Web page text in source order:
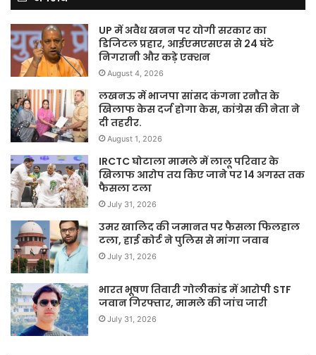
UP में अवैध खनन पर योगी सरकार का
डिजिटल प्रहार, आईएमएसएस से 24 घंटे
निगरानी और कड़े एक्शन
August 4, 2026
लखनऊ में भाजपा सांसद कंगना रनौत के
खिलाफ केस दर्ज होगा केस, कांग्रेस की नेता ने
दी तहरीर.
August 1, 2026
IRCTC घोटाला मामले में लालू परिवार के
खिलाफ आरोप तय किए जाने पर 14 अगस्त तक
फैसला टला
July 31, 2026
उमर खालिद की जमानत पर फैसला फिलहाल
टला, हाई कोर्ट ने पुलिस से मांगा जवाब
July 31, 2026
भारत भूषण तिवारी गोलीकांड में आरोपी STF
जवान गिरफ्तार, मामले की जांच जारी
July 31, 2026